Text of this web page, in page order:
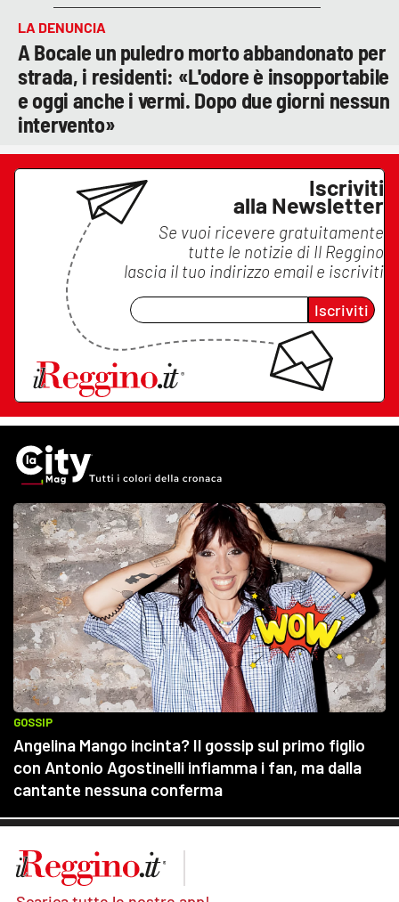
LA DENUNCIA
A Bocale un puledro morto abbandonato per
strada, i residenti: «L'odore è insopportabile
e oggi anche i vermi. Dopo due giorni nessun
intervento»
Iscriviti
alla Newsletter
Se vuoi ricevere gratuitamente
tutte le notizie di Il Reggino
lascia il tuo indirizzo email e iscriviti
Iscriviti